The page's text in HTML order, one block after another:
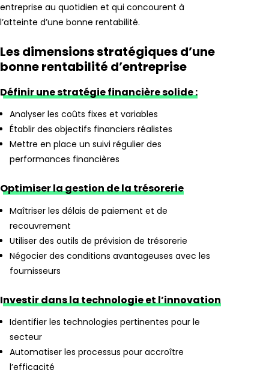
entreprise au quotidien et qui concourent à
l’atteinte d’une bonne rentabilité.
Les dimensions stratégiques d’une
bonne rentabilité d’entreprise
Définir une stratégie financière solide :
Analyser les coûts fixes et variables
Établir des objectifs financiers réalistes
Mettre en place un suivi régulier des
performances financières
Optimiser la gestion de la trésorerie
Maîtriser les délais de paiement et de
recouvrement
Utiliser des outils de prévision de trésorerie
Négocier des conditions avantageuses avec les
fournisseurs
Investir dans la technologie et l’innovation
Identifier les technologies pertinentes pour le
secteur
Automatiser les processus pour accroître
l’efficacité